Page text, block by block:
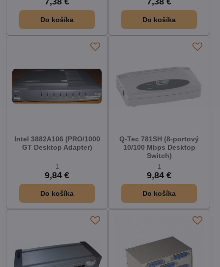
Do košíka Do košíka
Intel 3882A106 (PRO/1000
GT Desktop Adapter)
1
9,84 €
Do košíka
Q-Tec 781SH (8-portový
10/100 Mbps Desktop
Switch)
1
9,84 €
Do košíka